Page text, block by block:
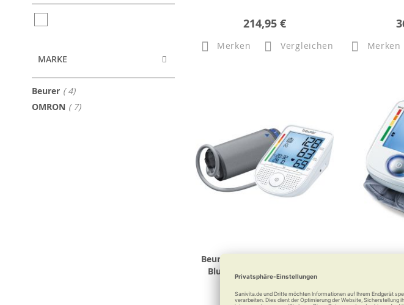
214,95 €
Merken Vergleichen Merken
Beurer sprechendes Oberarm-
Blutdruckmessgerät BM 49
MARKE
Beurer 4Artikel
OMRON 7Artikel